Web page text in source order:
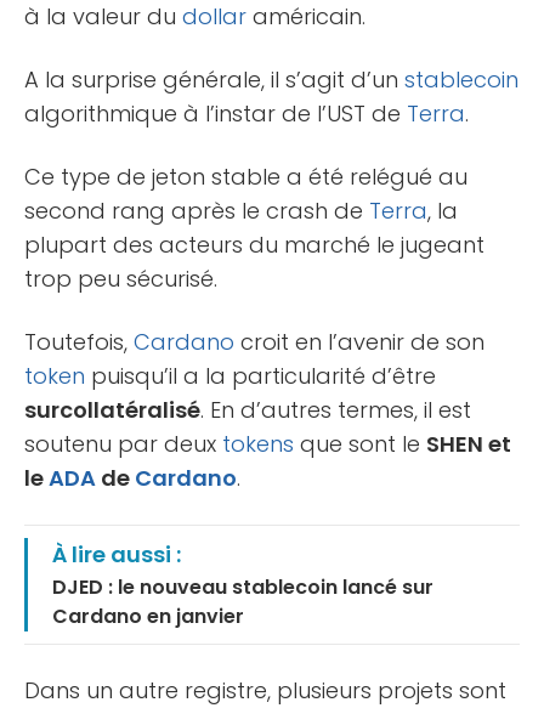
à la valeur du dollar américain.
A la surprise générale, il s’agit d’un stablecoin
algorithmique à l’instar de l’UST de Terra.
Ce type de jeton stable a été relégué au
second rang après le crash de Terra, la
plupart des acteurs du marché le jugeant
trop peu sécurisé.
Toutefois, Cardano croit en l’avenir de son
token puisqu’il a la particularité d’être
surcollatéralisé. En d’autres termes, il est
soutenu par deux tokens que sont le SHEN et
leADA de Cardano.
À lire aussi :
DJED : le nouveau stablecoin lancé sur
Cardano en janvier
Dans un autre registre, plusieurs projets sont